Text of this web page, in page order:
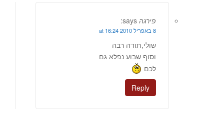
פירגה says:
8 באפריל 2010 at 16:24
שולי,תודה רבה
וסוף שבוע נפלא גם
לכם
Reply